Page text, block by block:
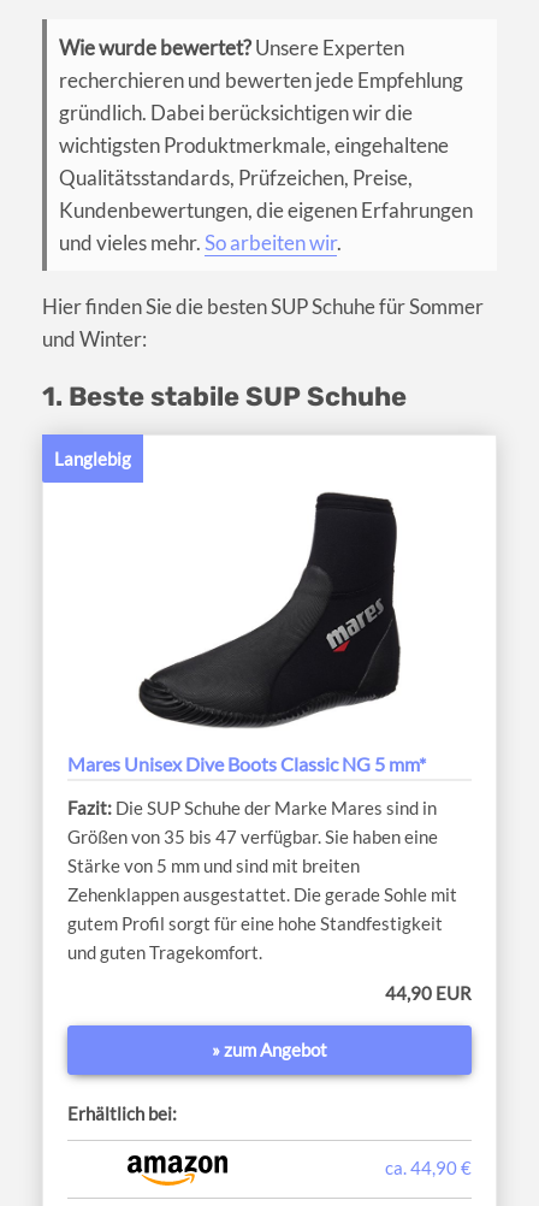
Wie wurde bewertet?Unsere Experten
recherchieren und bewerten jede Empfehlung
gründlich. Dabei berücksichtigen wir die
wichtigsten Produktmerkmale, eingehaltene
Qualitätsstandards, Prüfzeichen, Preise,
Kundenbewertungen, die eigenen Erfahrungen
und vieles mehr.So arbeiten wir.
Hier finden Sie die besten SUP Schuhe für Sommer
und Winter:
1. Beste stabile SUP Schuhe
Langlebig
Mares Unisex Dive Boots Classic NG 5 mm*
Die SUP Schuhe der Marke Mares sind in
Größen von 35 bis 47 verfügbar. Sie haben eine
Stärke von 5 mm und sind mit breiten
Zehenklappen ausgestattet. Die gerade Sohle mit
gutem Profil sorgt für eine hohe Standfestigkeit
und guten Tragekomfort.
44,90 EUR
» zum Angebot
Erhältlich bei:
ca. 44,90 €